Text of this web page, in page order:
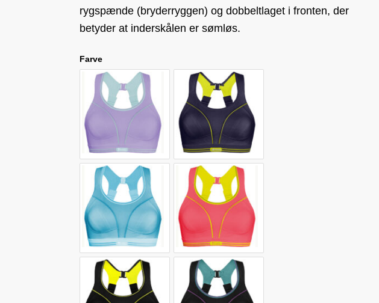
rygspænde (bryderryggen) og dobbeltlaget i fronten, der
betyder at inderskålen er sømløs.
Farve